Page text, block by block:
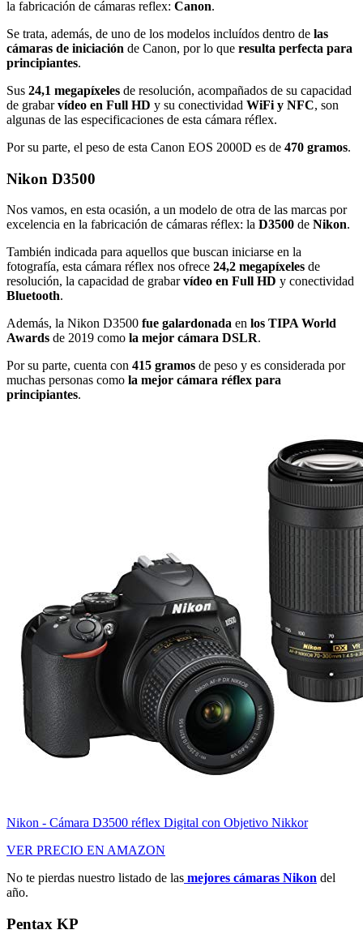
la fabricación de cámaras reflex: Canon.
Se trata, además, de uno de los modelos incluídos dentro de las
cámaras de iniciación de Canon, por lo que resulta perfecta para
principiantes.
Sus 24,1 megapíxeles de resolución, acompañados de su capacidad
de grabarvídeo en Full HD y su conectividad WiFi y NFC, son
algunas de las especificaciones de esta cámara réflex.
Por su parte, el peso de esta Canon EOS 2000D es de 470 gramos.
Nikon D3500
Nos vamos, en esta ocasión, a un modelo de otra de las marcas por
excelencia en la fabricación de cámaras réflex: la D3500 de Nikon.
También indicada para aquellos que buscan iniciarse en la
fotografía, esta cámara réflex nos ofrece 24,2 megapíxeles de
resolución, la capacidad de grabarvídeo en Full HD y conectividad
Bluetooth.
Además, la Nikon D3500 fue galardonada en los TIPA World
Awards de 2019 como la mejor cámara DSLR.
Por su parte, cuenta con 415 gramos de peso y es considerada por
muchas personas como la mejor cámara réflex para
principiantes.
Nikon - Cámara D3500 réflex Digital con Objetivo Nikkor
VER PRECIO EN AMAZON
No te pierdas nuestro listado de las mejores cámaras Nikon del
año.
Pentax KP